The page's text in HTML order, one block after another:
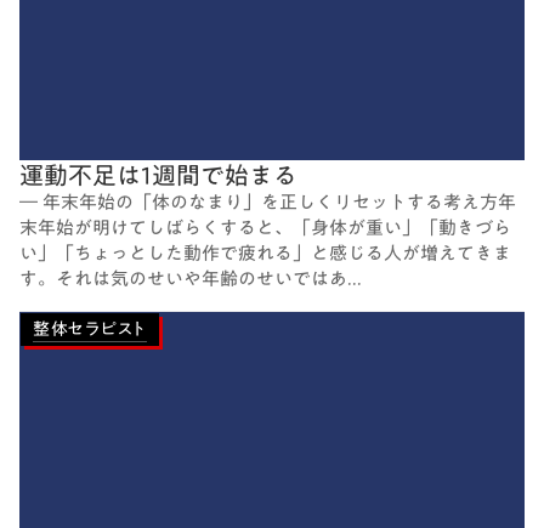
運動不足は1週間で始まる
― 年末年始の「体のなまり」を正しくリセットする考え方年
末年始が明けてしばらくすると、「身体が重い」「動きづら
い」「ちょっとした動作で疲れる」と感じる人が増えてきま
す。それは気のせいや年齢のせいではあ...
整体セラピスト